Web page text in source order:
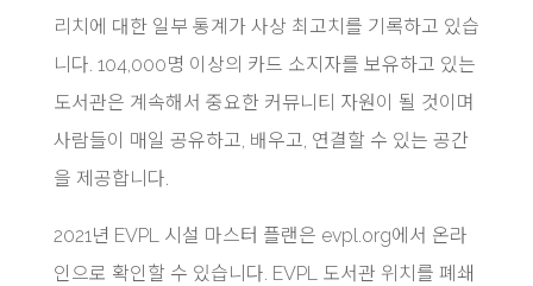
리치에 대한 일부 통계가 사상 최고치를 기록하고 있습
니다. 104,000명 이상의 카드 소지자를 보유하고 있는
도서관은 계속해서 중요한 커뮤니티 자원이 될 것이며
사람들이 매일 공유하고, 배우고, 연결할 수 있는 공간
을 제공합니다.
2021년 EVPL 시설 마스터 플랜은 evpl.org에서 온라
인으로 확인할 수 있습니다. EVPL 도서관 위치를 폐쇄